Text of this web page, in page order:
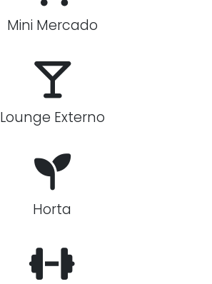
Mini Mercado
Lounge Externo
Horta